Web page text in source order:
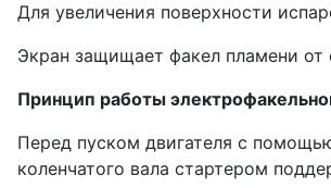
Для увеличения поверхности
Эк­ран защищает факел пламени от
Принцип работы
Перед пуском двигателя с
коленчатого вала стартером